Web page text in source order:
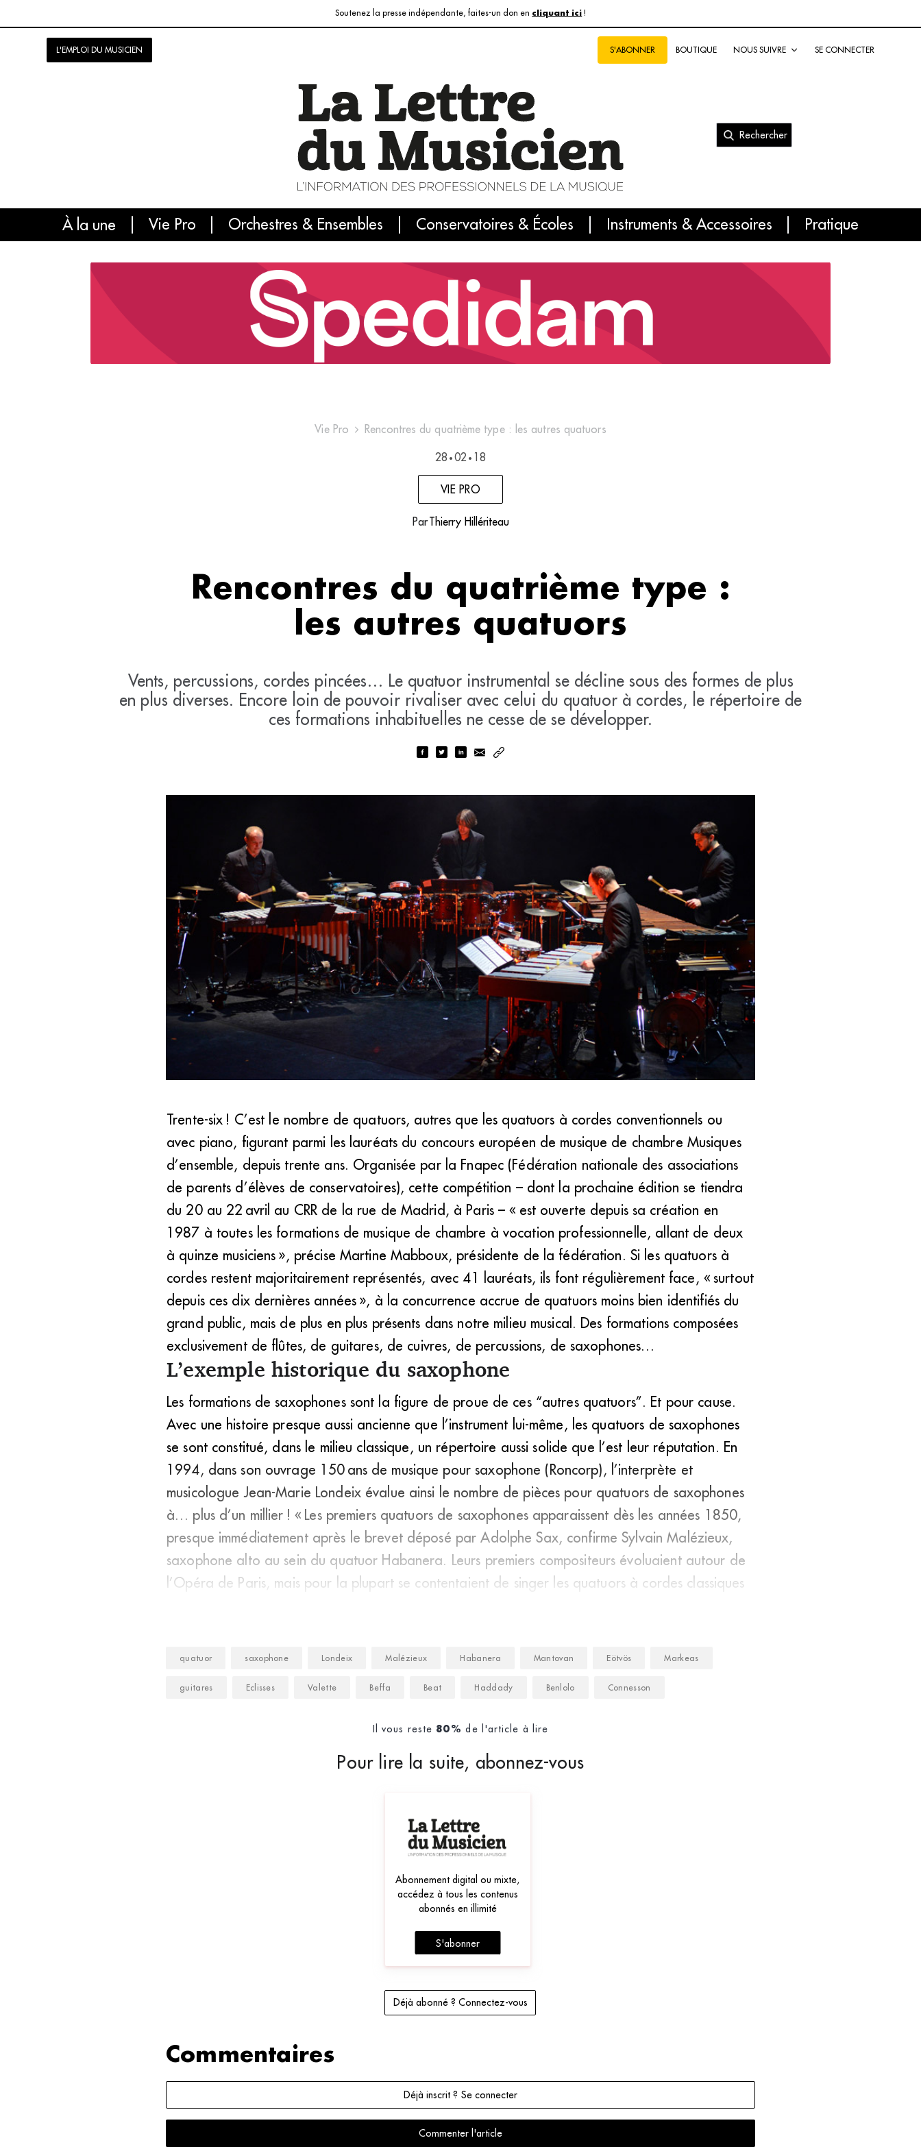
Soutenez la presse indépendante, faites-un don en cliquant ici !
L'EMPLOI DU MUSICIEN S'ABONNER BOUTIQUE NOUS SUIVRE SE CONNECTER
Rechercher
À la une Vie Pro Orchestres & Ensembles Conservatoires & Écoles Instruments & Accessoires Pratique
L'info du jour Le numéro du mois International
Vie Pro Rencontres du quatrième type : les autres quatuors
28 • 02 • 18
VIE PRO
ParThierry Hillériteau
Rencontres du quatrième type :
les autres quatuors
Vents, percussions, cordes pincées… Le quatuor instrumental se décline sous des formes de plus
en plus diverses. Encore loin de pouvoir rivaliser avec celui du quatuor à cordes, le répertoire de
ces formations inhabituelles ne cesse de se développer.
étonnante complétude, qui séduit les compositeurs. (DR)
Trente-six ! C’est le nombre de quatuors, autres que les quatuors à cordes conventionnels ou
avec piano, figurant parmi les lauréats du concours européen de musique de chambre Musiques
d’ensemble, depuis trente ans. Organisée par la Fnapec (Fédération nationale des associations
de parents d’élèves de conservatoires), cette compétition – dont la prochaine édition se tiendra
du 20 au 22 avril au CRR de la rue de Madrid, à Paris – « est ouverte depuis sa création en
1987 à toutes les formations de musique de chambre à vocation professionnelle, allant de deux
à quinze musiciens », précise Martine Mabboux, présidente de la fédération. Si les quatuors à
cordes restent majoritairement représentés, avec 41 lauréats, ils font régulièrement face, « surtout
depuis ces dix dernières années », à la concurrence accrue de quatuors moins bien identifiés du
grand public, mais de plus en plus présents dans notre milieu musical. Des formations composées
exclusivement de flûtes, de guitares, de cuivres, de percussions, de saxophones…
L’exemple historique du saxophone
Les formations de saxophones sont la figure de proue de ces “autres quatuors”. Et pour cause.
Avec une histoire presque aussi ancienne que l’instrument lui-même, les quatuors de saxophones
se sont constitué, dans le milieu classique, un répertoire aussi solide que l’est leur réputation. En
1994, dans son ouvrage 150 ans de musique pour saxophone (Roncorp), l’interprète et
musicologue Jean-Marie Londeix évalue ainsi le nombre de pièces pour quatuors de saxophones
à… plus d’un millier ! « Les premiers quatuors de saxophones apparaissent dès les années 1850,
presque immédiatement après le brevet déposé par Adolphe Sax, confirme Sylvain Malézieux,
saxophone alto au sein du quatuor Habanera. Leurs premiers compositeurs évoluaient autour de
l’Opéra de Paris, mais pour la plupart se contentaient de singer les quatuors à cordes classiques
quatuor saxophone Londeix Malézieux Habanera Mantovan Eötvös Markeas
guitares Eclisses Valette Beffa Beat Haddady Benlolo Connesson
Il vous reste 80% de l'article à lire
Pour lire la suite, abonnez-vous
Abonnement digital ou mixte,
accédez à tous les contenus
abonnés en illimité
S'abonner
Déjà abonné ? Connectez-vous
Commentaires
Déjà inscrit ? Se connecter
Commenter l'article